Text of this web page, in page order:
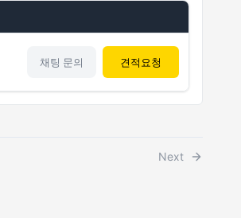
채팅 문의 견적요청
Next